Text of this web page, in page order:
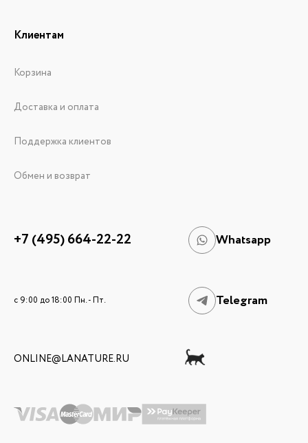
Клиентам
Корзина
Доставка и оплата
Поддержка клиентов
Обмен и возврат
+7 (495) 664-22-22 Whatsapp
c 9:00 до 18:00 Пн. - Пт. Telegram
ONLINE@LANATURE.RU